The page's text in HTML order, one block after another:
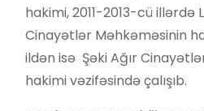
hakimi, 2011-2013-cü illərdə
Cinayətlər Məhkəməsinin
ildən isə Şəki Ağır
hakimi vəzifəsində çalışıb.